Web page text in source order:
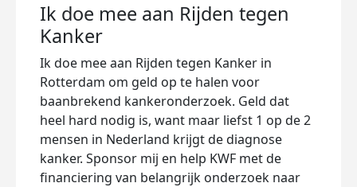
Ik doe mee aan Rijden tegen
Kanker
Ik doe mee aan Rijden tegen Kanker in
Rotterdam om geld op te halen voor
baanbrekend kankeronderzoek. Geld dat
heel hard nodig is, want maar liefst 1 op de 2
mensen in Nederland krijgt de diagnose
kanker. Sponsor mij en help KWF met de
financiering van belangrijk onderzoek naar